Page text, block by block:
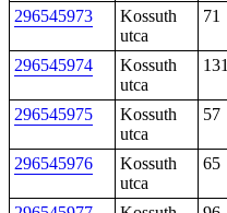
296545973
Kossuth
utca
71
296545974
Kossuth
utca
131
296545975
Kossuth
utca
57
296545976
Kossuth
utca
65